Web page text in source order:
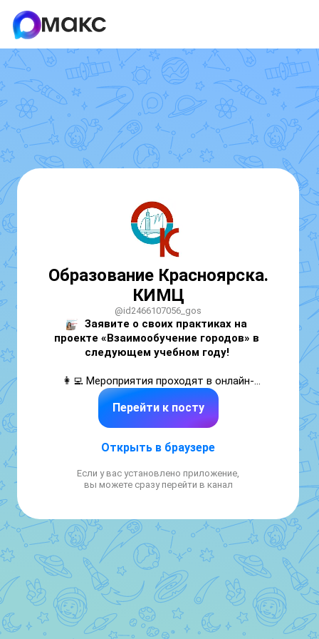
Образование Красноярска.
КИМЦ
@id2466107056_gos
Заявите о своих практиках на
проекте «Взаимообучение городов» в
следующем учебном году!
👩‍💻 Мероприятия проходят в онлайн-
формате.
Заявку на организацию онлайн-мероприятия
до 6 июня 2026 года по ссылке
В проекте принимают участие 1675
✅ узнать об успешных инновационных
практиках
✅ применить их в муниципальной системе
образования
✅ поделиться своим опытом с коллегами из
других регионов.
Организаторы и спикеры дистанционных
Перейти к посту
Открыть в браузере
Если у вас установлено приложение,
вы можете сразу перейти в канал